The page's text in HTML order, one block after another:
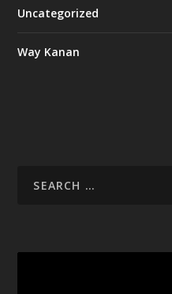
Uncategorized
Way Kanan